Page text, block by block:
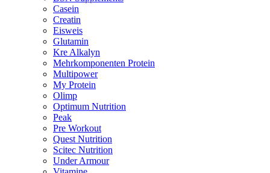
Casein
Creatin
Eisweis
Glutamin
Kre Alkalyn
Mehrkomponenten Protein
Multipower
My Protein
Olimp
Optimum Nutrition
Peak
Pre Workout
Quest Nutrition
Scitec Nutrition
Under Armour